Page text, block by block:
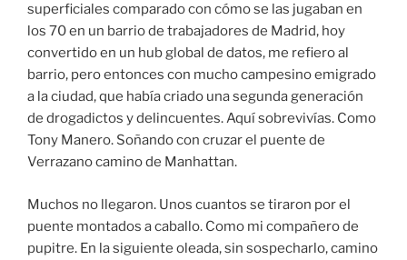
superficiales comparado con cómo se las jugaban en
los 70 en un barrio de trabajadores de Madrid, hoy
convertido en un hub global de datos, me refiero al
barrio, pero entonces con mucho campesino emigrado
a la ciudad, que había criado una segunda generación
de drogadictos y delincuentes. Aquí sobrevivías. Como
Tony Manero. Soñando con cruzar el puente de
Verrazano camino de Manhattan.
Muchos no llegaron. Unos cuantos se tiraron por el
puente montados a caballo. Como mi compañero de
pupitre. En la siguiente oleada, sin sospecharlo, camino